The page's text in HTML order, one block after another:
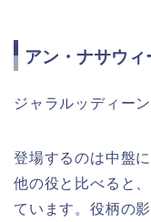
アン・ナサウィ
ジャラルッディー
登場するのは中盤
他の役と比べると
ています。役柄の